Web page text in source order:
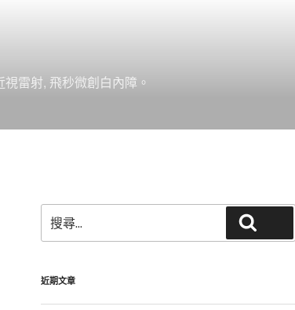
雷射, 飛秒微創白內障。
尋
關
字:
近期文章